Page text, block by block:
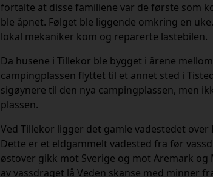
fortalte at disse familiene var de første som
ble åpnet. Følget ble liggende omkring en
lokal mekaniker kom og reparerte lastebilen.
Da husene i Tillekor ble bygget i årene
campingplassen flyttet til et annet sted i
sigøynere til den nya campingplassen, men
plassen.
Ved Tillekor ligger det gamle vadestedet over
Dette er et eldgammelt vadested fra før
østover gikk mot Sverige og mot Aremark
av vassdraget lå Veden skanse med minner